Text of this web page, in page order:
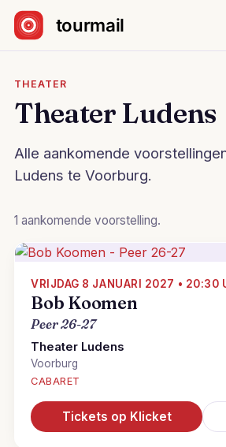
Sla navigatie over
THEATER
Theater Ludens
Alle aankomende
Ludens te Voorburg.
1 aankomende voorstelling.
VRIJDAG 8 JANUARI 2027 • 20:30
Bob Koomen
Peer 26-27
Theater Ludens
Voorburg
CABARET
Tickets op Klicket